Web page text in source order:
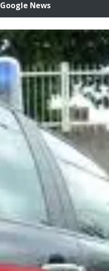
Google News